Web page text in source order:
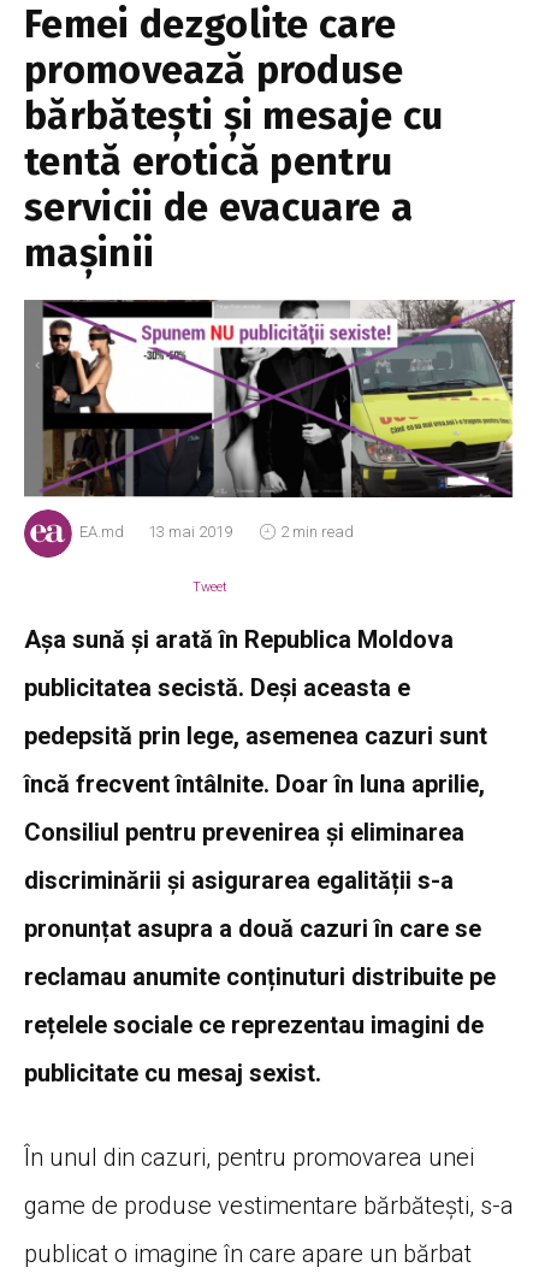
Femei dezgolite care
promovează produse
bărbătești și mesaje cu
tentă erotică pentru
servicii de evacuare a
mașinii
EA.md 13 mai 2019 2 min read
Tweet
Așa sună și arată în Republica Moldova
publicitatea secistă. Deși aceasta e
pedepsită prin lege, asemenea cazuri sunt
încă frecvent întâlnite. Doar în luna aprilie,
Consiliul pentru prevenirea și eliminarea
discriminării și asigurarea egalității s-a
pronunțat asupra a două cazuri în care se
reclamau anumite conținuturi distribuite pe
rețelele sociale ce reprezentau imagini de
publicitate cu mesaj sexist.
În unul din cazuri, pentru promovarea unei
game de produse vestimentare bărbătești, s-a
publicat o imagine în care apare un bărbat